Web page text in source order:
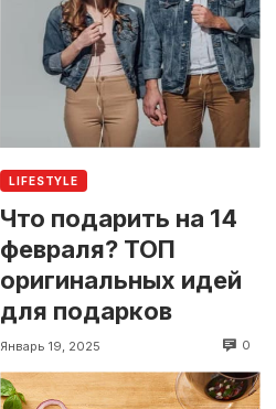
LIFESTYLE
Что подарить на 14
февраля? ТОП
оригинальных идей
для подарков
Январь 19, 2025 0